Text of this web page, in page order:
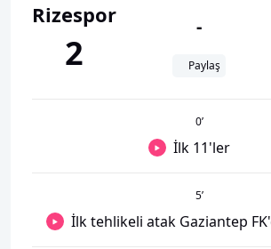
Rizespor
2
-
Paylaş
0’
İlk 11'ler
5’
İlk tehlikeli atak Gaziantep